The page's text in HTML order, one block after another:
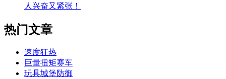
人兴奋又紧张！
热门文章
速度狂热
巨量扭矩赛车
玩具城堡防御